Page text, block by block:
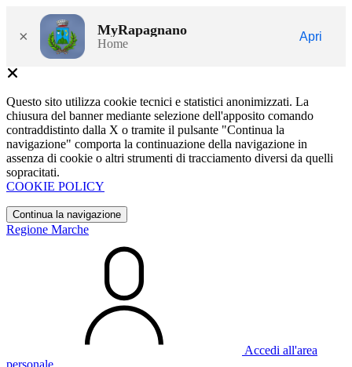
× MyRapagnano
Home
Apri
Questo sito utilizza cookie tecnici e statistici anonimizzati. La
chiusura del banner mediante selezione dell'apposito comando
contraddistinto dalla X o tramite il pulsante "Continua la
navigazione" comporta la continuazione della navigazione in
assenza di cookie o altri strumenti di tracciamento diversi da quelli
sopracitati.
COOKIE POLICY
Continua la navigazione
Regione Marche
Accedi all'area
personale